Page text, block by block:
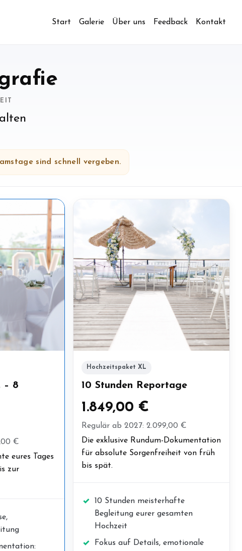
Start Galerie Über uns Feedback Kontakt
sind schnell vergeben.
– 8
€
eures Tages
zur
Hochzeitspaket XL
10 Stunden Reportage
1.849,00 €
Regulär ab 2027: 2.099,00 €
Die exklusive Rundum-Dokumentation
für absolute Sorgenfreiheit von früh
bis spät.
10 Stunden meisterhafte
Begleitung eurer gesamten
Hochzeit
Fokus auf Details, emotionale